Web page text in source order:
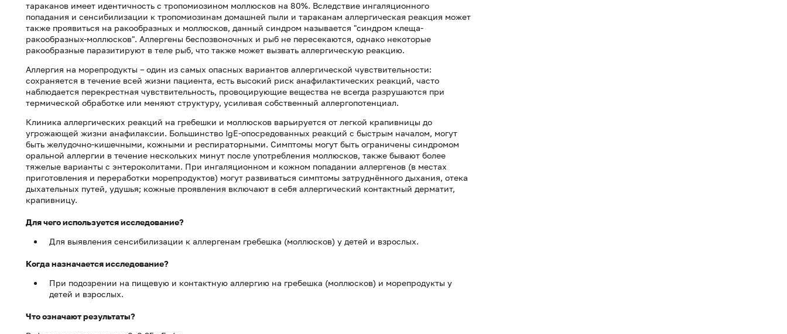
тараканов имеет идентичность с тропомиозином моллюсков на 80%. Вследствие ингаляционного
попадания и сенсибилизации к тропомиозинам домашней пыли и тараканам аллергическая реакция может
также проявиться на ракообразных и моллюсков, данный синдром называется "синдром клеща-
ракообразных-моллюсков". Аллергены беспозвоночных и рыб не пересекаются, однако некоторые
ракообразные паразитируют в теле рыб, что также может вызвать аллергическую реакцию.
Аллергия на морепродукты – один из самых опасных вариантов аллергической чувствительности:
сохраняется в течение всей жизни пациента, есть высокий риск анафилактических реакций, часто
наблюдается перекрестная чувствительность, провоцирующие вещества не всегда разрушаются при
термической обработке или меняют структуру, усиливая собственный аллергопотенциал.
Клиника аллергических реакций на гребешки и моллюсков варьируется от легкой крапивницы до
угрожающей жизни анафилаксии. Большинство IgE-опосредованных реакций с быстрым началом, могут
быть желудочно-кишечными, кожными и респираторными. Симптомы могут быть ограничены синдромом
оральной аллергии в течение нескольких минут после употребления моллюсков, также бывают более
тяжелые варианты с энтероколитами. При ингаляционном и кожном попадании аллергенов (в местах
приготовления и переработки морепродуктов) могут развиваться симптомы затруднённого дыхания, отека
дыхательных путей, удушья; кожные проявления включают в себя аллергический контактный дерматит,
крапивницу.
Для чего используется исследование?
Для выявления сенсибилизации к аллергенам гребешка (моллюсков) у детей и взрослых.
Когда назначается исследование?
При подозрении на пищевую и контактную аллергию на гребешка (моллюсков) и морепродукты у
детей и взрослых.
Что означают результаты?